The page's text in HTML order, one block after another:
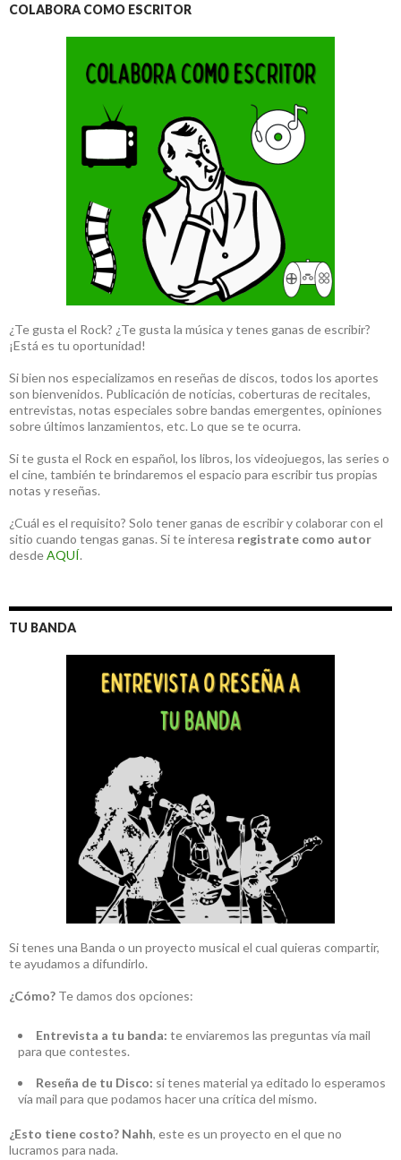
COLABORA COMO ESCRITOR
¿Te gusta el Rock? ¿Te gusta la música y tenes ganas de escribir?
¡Está es tu oportunidad!
Si bien nos especializamos en reseñas de discos, todos los aportes
son bienvenidos. Publicación de noticias, coberturas de recitales,
entrevistas, notas especiales sobre bandas emergentes, opiniones
sobre últimos lanzamientos, etc. Lo que se te ocurra.
Si te gusta el Rock en español, los libros, los videojuegos, las series o
el cine, también te brindaremos el espacio para escribir tus propias
notas y reseñas.
¿Cuál es el requisito? Solo tener ganas de escribir y colaborar con el
sitio cuando tengas ganas. Si te interesa registrate como autor
desdeAQUÍ.
TU BANDA
Si tenes una Banda o un proyecto musical el cual quieras compartir,
te ayudamos a difundirlo.
¿Cómo? Te damos dos opciones:
Entrevista a tu banda: te enviaremos las preguntas vía mail
para que contestes.
Reseña de tu Disco: si tenes material ya editado lo esperamos
vía mail para que podamos hacer una crítica del mismo.
¿Esto tiene costo? Nahh, este es un proyecto en el que no
lucramos para nada.